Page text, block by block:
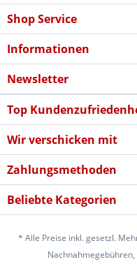
Shop Service
Informationen
Newsletter
Top
Wir verschicken mit
Zahlungsmethoden
Beliebte Kategorien
* Alle Preise inkl. gesetzl.